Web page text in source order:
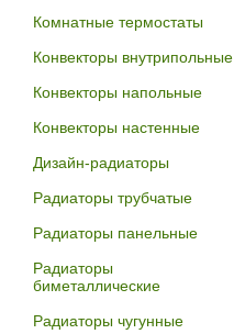
Комнатные термостаты
Конвекторы внутрипольные
Конвекторы напольные
Конвекторы настенные
Дизайн-радиаторы
Радиаторы трубчатые
Радиаторы панельные
Радиаторы
биметаллические
Радиаторы чугунные